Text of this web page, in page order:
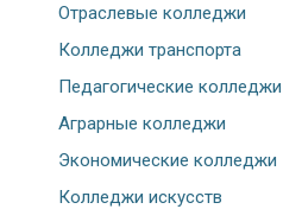
Отраслевые колледжи
Колледжи транспорта
Педагогические колледжи
Аграрные колледжи
Экономические колледжи
Колледжи искусств